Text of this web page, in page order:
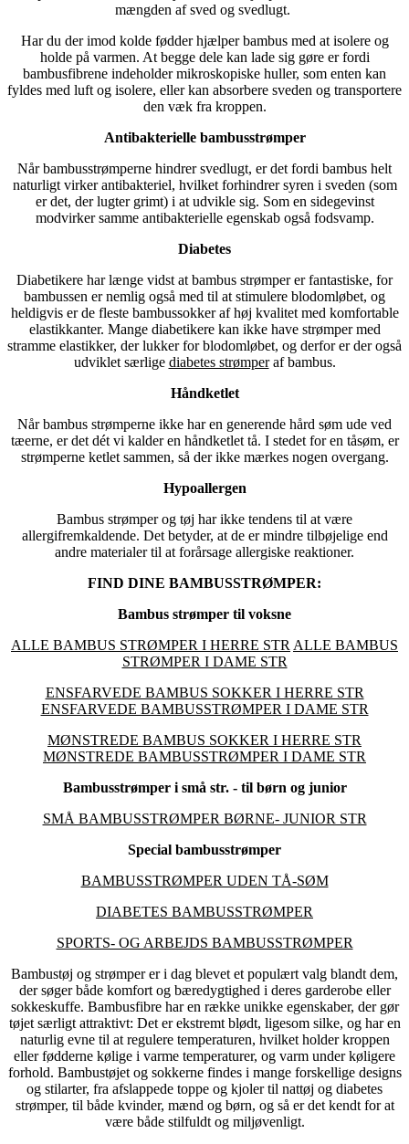
mængden af sved og svedlugt.
Har du der imod kolde fødder hjælper bambus med at isolere og
holde på varmen. At begge dele kan lade sig gøre er fordi
bambusfibrene indeholder mikroskopiske huller, som enten kan
fyldes med luft og isolere, eller kan absorbere sveden og transportere
den væk fra kroppen.
Antibakterielle bambusstrømper
Når bambusstrømperne hindrer svedlugt, er det fordi bambus helt
naturligt virker antibakteriel, hvilket forhindrer syren i sveden (som
er det, der lugter grimt) i at udvikle sig. Som en sidegevinst
modvirker samme antibakterielle egenskab også fodsvamp.
Diabetes
Diabetikere har længe vidst at bambus strømper er fantastiske, for
bambussen er nemlig også med til at stimulere blodomløbet, og
heldigvis er de fleste bambussokker af høj kvalitet med komfortable
elastikkanter. Mange diabetikere kan ikke have strømper med
stramme elastikker, der lukker for blodomløbet, og derfor er der også
udviklet særlige diabetes strømperaf bambus.
Håndketlet
Når bambus strømperne ikke har en generende hård søm ude ved
tæerne, er det dét vi kalder en håndketlet tå. I stedet for en tåsøm, er
strømperne ketlet sammen, så der ikke mærkes nogen overgang.
Hypoallergen
Bambus strømper og tøj har ikke tendens til at være
allergifremkaldende. Det betyder, at de er mindre tilbøjelige end
andre materialer til at forårsage allergiske reaktioner.
FIND DINE BAMBUSSTRØMPER:
Bambus strømper til voksne
ALLE BAMBUS STRØMPER I HERRE STRALLE BAMBUS
STRØMPER I DAME STR
ENSFARVEDE BAMBUS SOKKER I HERRE STR
ENSFARVEDE BAMBUSSTRØMPER I DAME STR
MØNSTREDE BAMBUS SOKKER I HERRE STR
MØNSTREDE BAMBUSSTRØMPER I DAME STR
Bambusstrømper i små str. - til børn og junior
SMÅ BAMBUSSTRØMPER BØRNE- JUNIOR STR
Special bambusstrømper
BAMBUSSTRØMPER UDEN TÅ-SØM
DIABETES BAMBUSSTRØMPER
SPORTS- OG ARBEJDS BAMBUSSTRØMPER
Bambustøj og strømper er i dag blevet et populært valg blandt dem,
der søger både komfort og bæredygtighed i deres garderobe eller
sokkeskuffe. Bambusfibre har en række unikke egenskaber, der gør
tøjet særligt attraktivt: Det er ekstremt blødt, ligesom silke, og har en
naturlig evne til at regulere temperaturen, hvilket holder kroppen
eller fødderne kølige i varme temperaturer, og varm under køligere
forhold. Bambustøjet og sokkerne findes i mange forskellige designs
og stilarter, fra afslappede toppe og kjoler til nattøj og diabetes
strømper, til både kvinder, mænd og børn, og så er det kendt for at
være både stilfuldt og miljøvenligt.